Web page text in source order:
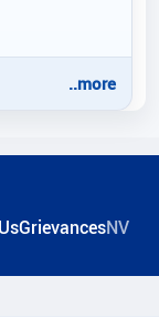
..more
GrievancesNV